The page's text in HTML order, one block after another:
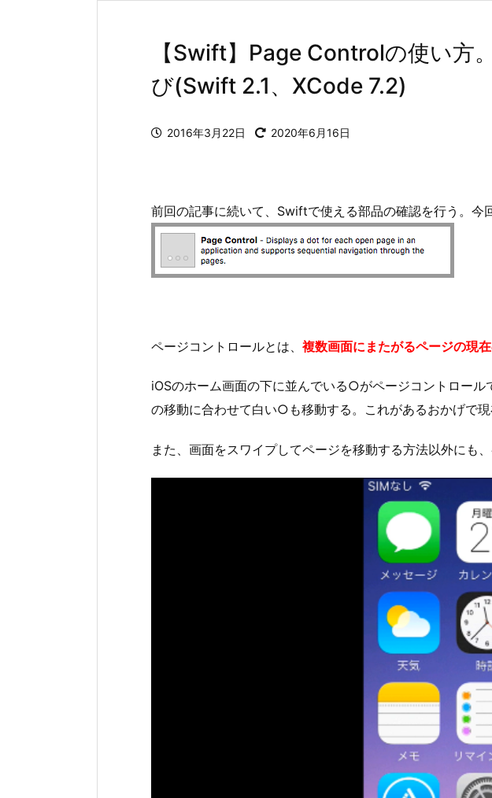
【Swift】Page Controlの使い方
び(Swift 2.1、XCode 7.2)
2016年3月22日 2020年6月16日
前回の記事に続いて、Swiftで使える部品の確認を行う。今
ページコントロールとは、 複数画面にまたがるページの現
iOSのホーム画面の下に並んでいる○がページコントロー
の移動に合わせて白い○も移動する。これがあるおかげで現
また、画面をスワイプしてページを移動する方法以外にも